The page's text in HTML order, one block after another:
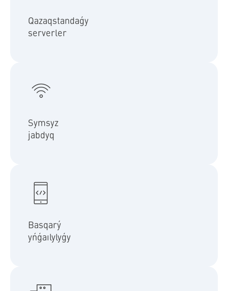
Qazaqstandaǵy
serverler
qaýipsizdigine jáne jedel jaýap berýine kepildik beredi
Symsyz
jabdyq
Basqarý
yńǵaılylyǵy